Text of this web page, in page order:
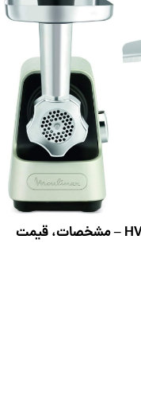
چرخ گوشت مولینکس مدل HV9 ME740 – مشخصات، قیمت